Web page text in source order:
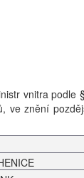
vnitra podle
ve znění